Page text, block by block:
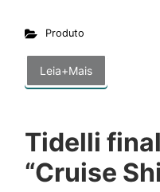
Produto
Leia+Mais
Tidelli
“Cruise